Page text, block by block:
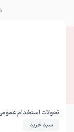
تحولات استخدام
سبد خرید